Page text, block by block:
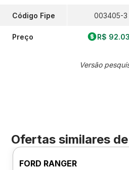
Código Fipe
Preço
003405-3
R$
Versão
Ofertas similares de
FORD RANGER